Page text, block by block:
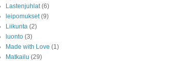
Lastenjuhlat (6)
leipomukset (9)
Liikunta (2)
luonto (3)
Made with Love (1)
Matkailu (29)